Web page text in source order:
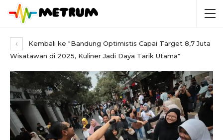
Kembali ke "Bandung Optimistis Capai Target 8,7 Juta
Wisatawan di 2025, Kuliner Jadi Daya Tarik Utama"